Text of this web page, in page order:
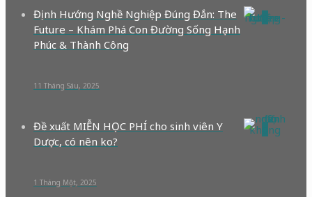
0
Định Hướng Nghề Nghiệp Đúng Đắn: The
Future – Khám Phá Con Đường Sống Hạnh
Phúc & Thành Công
11 Tháng Sáu, 2025
Đề xuất MIỄN HỌC PHÍ cho sinh viên Y
Dược, có nên ko?
1 Tháng Một, 2025